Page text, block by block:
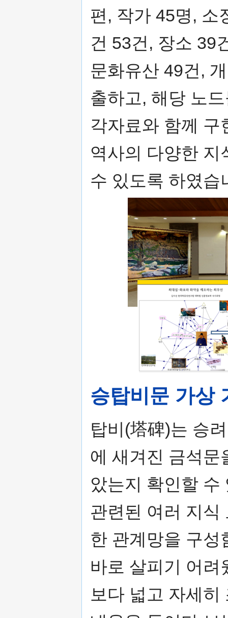
편, 작가 45명, 소
건 53건, 장소 39
문화유산 49건,
출하고, 해당 노
각자료와 함께 구
역사의 다양한
수 있도록 하였습
승탑비문 가상
탑비(塔碑)는 승
에 새겨진 금석문
았는지 확인할 수
관련된 여러 지식
한 관계망을 구성
바로 살피기 어려
보다 넓고 자세